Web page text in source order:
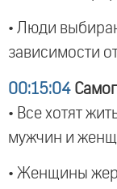
• Люди
зависимости
00:15:04
• Все хотят
мужчин и
• Женщины